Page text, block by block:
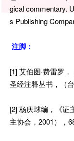
gical commentary.
s Publishing
注脚：
[1] 艾伯图·费雷罗
圣经注释丛书，（
[2] 杨庆球编，《证
主协会，2001），